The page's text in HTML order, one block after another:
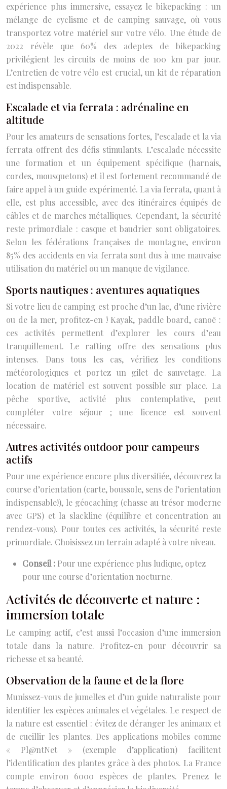
expérience plus immersive, essayez le bikepacking : un
mélange de cyclisme et de camping sauvage, où vous
transportez votre matériel sur votre vélo. Une étude de
2022 révèle que 60% des adeptes de bikepacking
privilégient les circuits de moins de 100 km par jour.
L’entretien de votre vélo est crucial, un kit de réparation
est indispensable.
Escalade et via ferrata : adrénaline en
altitude
Pour les amateurs de sensations fortes, l’escalade et la via
ferrata offrent des défis stimulants. L’escalade nécessite
une formation et un équipement spécifique (harnais,
cordes, mousquetons) et il est fortement recommandé de
faire appel à un guide expérimenté. La via ferrata, quant à
elle, est plus accessible, avec des itinéraires équipés de
câbles et de marches métalliques. Cependant, la sécurité
reste primordiale : casque et baudrier sont obligatoires.
Selon les fédérations françaises de montagne, environ
85% des accidents en via ferrata sont dus à une mauvaise
utilisation du matériel ou un manque de vigilance.
Sports nautiques : aventures aquatiques
Si votre lieu de camping est proche d’un lac, d’une rivière
ou de la mer, profitez-en ! Kayak, paddle board, canoë :
ces activités permettent d’explorer les cours d’eau
tranquillement. Le rafting offre des sensations plus
intenses. Dans tous les cas, vérifiez les conditions
météorologiques et portez un gilet de sauvetage. La
location de matériel est souvent possible sur place. La
pêche sportive, activité plus contemplative, peut
compléter votre séjour ; une licence est souvent
nécessaire.
Autres activités outdoor pour campeurs
actifs
Pour une expérience encore plus diversifiée, découvrez la
course d’orientation (carte, boussole, sens de l’orientation
indispensable!), le géocaching (chasse au trésor moderne
avec GPS) et la slackline (équilibre et concentration au
rendez-vous). Pour toutes ces activités, la sécurité reste
primordiale. Choisissez un terrain adapté à votre niveau.
Conseil : Pour une expérience plus ludique, optez
pour une course d’orientation nocturne.
Activités de découverte et nature :
immersion totale
Le camping actif, c’est aussi l’occasion d’une immersion
totale dans la nature. Profitez-en pour découvrir sa
richesse et sa beauté.
Observation de la faune et de la flore
Munissez-vous de jumelles et d’un guide naturaliste pour
identifier les espèces animales et végétales. Le respect de
la nature est essentiel : évitez de déranger les animaux et
de cueillir les plantes. Des applications mobiles comme
« Pl@ntNet » (exemple d’application) facilitent
l’identification des plantes grâce à des photos. La France
compte environ 6000 espèces de plantes. Prenez le